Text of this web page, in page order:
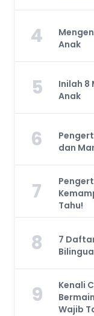
4
Anak
5
Inilah 8
Anak
6
dan
7
Tahu!
8
7
9
Kenali
Wajib